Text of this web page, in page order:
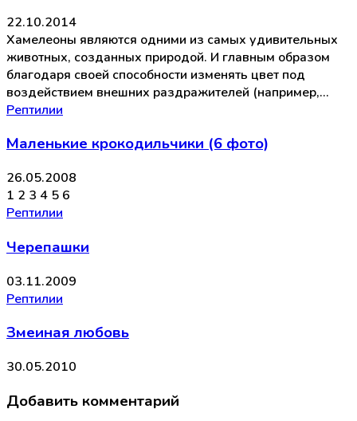
22.10.2014
Хамелеоны являются одними из самых удивительных
животных, созданных природой. И главным образом
благодаря своей способности изменять цвет под
воздействием внешних раздражителей (например,…
Рептилии
Маленькие крокодильчики (6 фото)
26.05.2008
1 2 3 4 5 6
Рептилии
Черепашки
03.11.2009
Рептилии
Змеиная любовь
30.05.2010
Добавить комментарий